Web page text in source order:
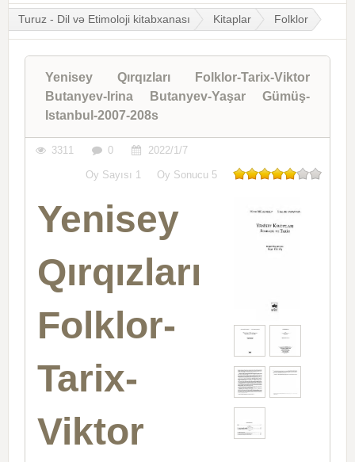
Turuz - Dil və Etimoloji kitabxanası Kitaplar Folklor
Yenisey Qırqızları Folklor-Tarix-Viktor
Butanyev-Irina Butanyev-Yaşar Gümüş-
Istanbul-2007-208s
3311 0 2022/1/7
Oy Sayısı 1 Oy Sonucu 5
Yenisey
Qırqızları
Folklor-
Tarix-
Viktor